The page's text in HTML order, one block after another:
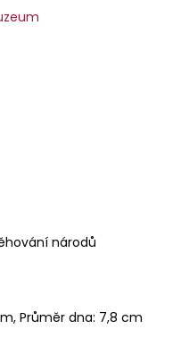
národů
Průměr dna: 7,8 cm